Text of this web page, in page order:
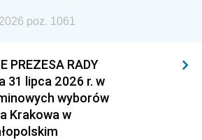
poz. 1061
PREZESA RADY
31 lipca 2026 r. w
wyborów
Krakowa w